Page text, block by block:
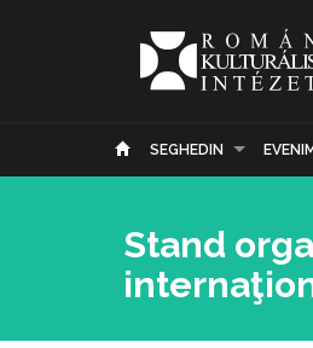
SEGHEDIN
Stand